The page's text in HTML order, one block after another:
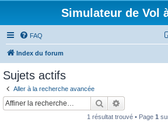
Simulateur de Vol
FAQ
Index du forum
Sujets actifs
Aller à la recherche avancée
Rechercher
1 résultat trouvé • Page 1